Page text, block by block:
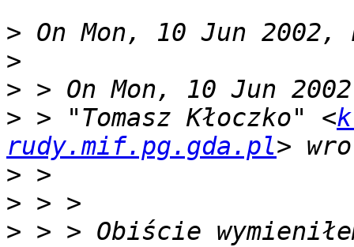
>
>
>
> > "Tomasz Kłoczko" <
rudy.mif.pg.gda.pl
>
>
> > > Obiście